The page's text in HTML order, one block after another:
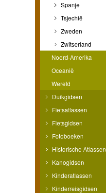
Spanje
Tsjechië
Zweden
Zwitserland
Noord-Amerika
Oceanië
Wereld
Duikgidsen
Fietsatlassen
Fietsgidsen
Fotoboeken
Historische Atlassen
Kanogidsen
Kinderatlassen
Kinderreisgidsen